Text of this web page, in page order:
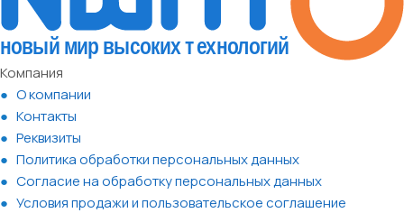
Компания
О компании
Контакты
Реквизиты
Политика обработки персональных данных
Согласие на обработку персональных данных
Условия продажи и пользовательское соглашение